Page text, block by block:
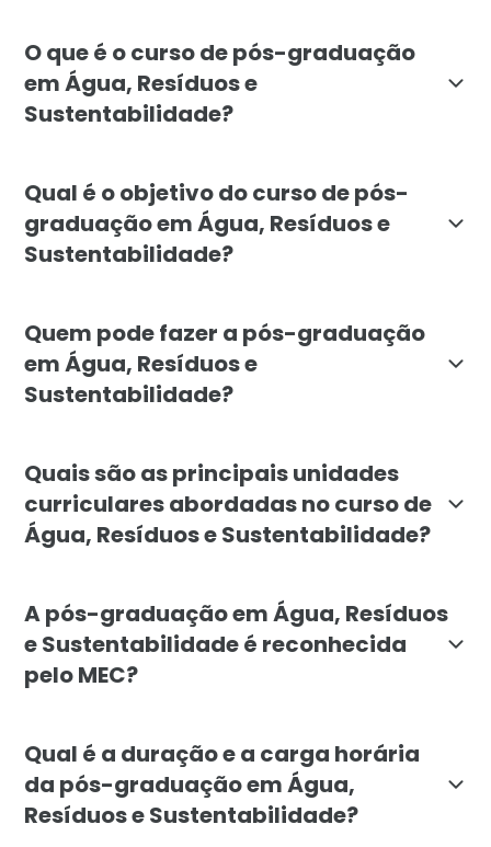
O que é o curso de pós-graduação
em Água, Resíduos e
Sustentabilidade?
Qual é o objetivo do curso de pós-
graduação em Água, Resíduos e
Sustentabilidade?
Quem pode fazer a pós-graduação
em Água, Resíduos e
Sustentabilidade?
Quais são as principais unidades
curriculares abordadas no curso de
Água, Resíduos e Sustentabilidade?
A pós-graduação em Água, Resíduos
e Sustentabilidade é reconhecida
pelo MEC?
Qual é a duração e a carga horária
da pós-graduação em Água,
Resíduos e Sustentabilidade?